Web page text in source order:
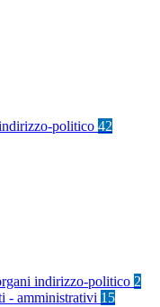
politico 42
indirizzo-politico 2
- amministrativi 15